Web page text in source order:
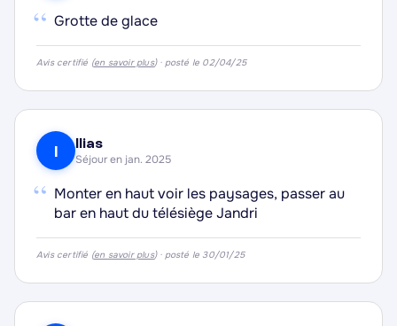
·
·
“ Grotte de glace
Avis certifié (en savoir plus) · posté le 02/04/25
I Ilias
Séjour en jan. 2025
“ Monter en haut voir les paysages, passer au
bar en haut du télésiège Jandri
Avis certifié (en savoir plus) · posté le 30/01/25